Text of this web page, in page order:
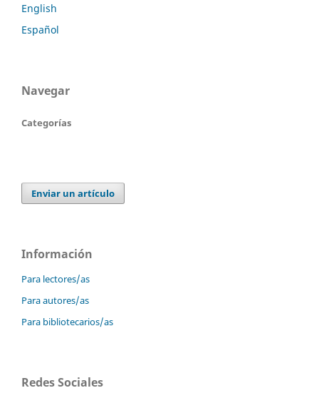
English
Español
Navegar
Categorías
Enviar un artículo
Información
Para lectores/as
Para autores/as
Para bibliotecarios/as
Redes Sociales